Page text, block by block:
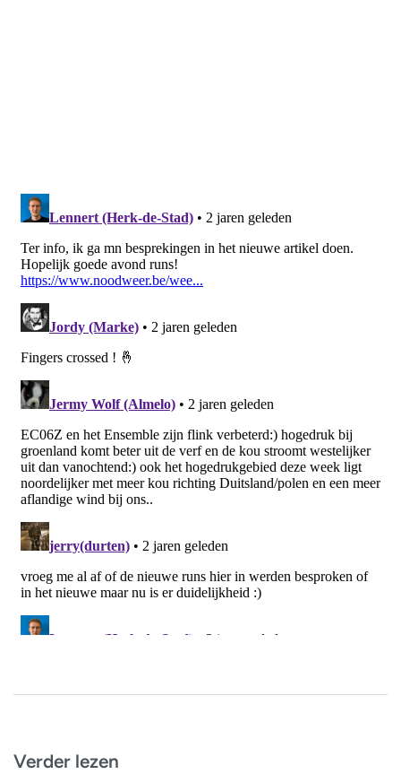
Verder lezen